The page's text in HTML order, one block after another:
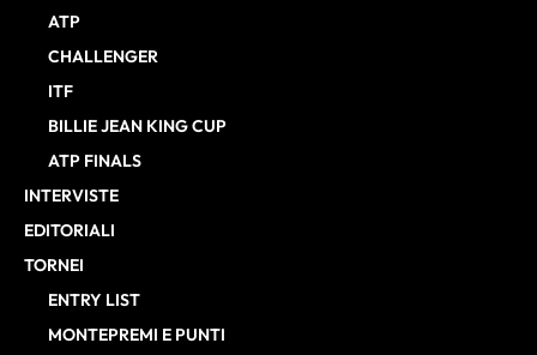
ATP
CHALLENGER
ITF
BILLIE JEAN KING CUP
ATP FINALS
INTERVISTE
EDITORIALI
TORNEI
ENTRY LIST
MONTEPREMI E PUNTI